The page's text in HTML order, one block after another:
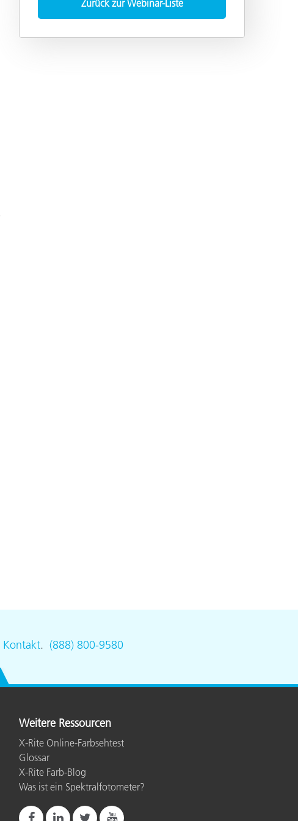
Zurück zur Webinar-Liste
Kontakt. (888) 800-9580
Weitere Ressourcen
X-Rite Online-Farbsehtest
Glossar
X-Rite Farb-Blog
Was ist ein Spektralfotometer?